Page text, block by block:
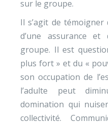
sur le groupe.
Il s’agit de témoigner
d’une assurance et
groupe. Il est
plus fort » et du «
son occupation de
l’adulte peut
domination qui
collectivité.